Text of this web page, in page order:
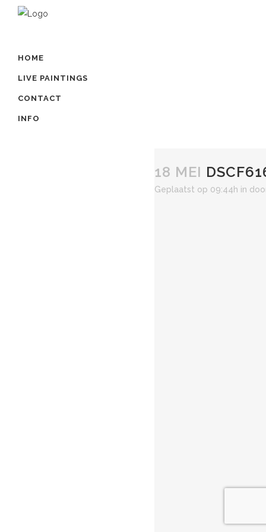
HOME
LIVE PAINTINGS
CONTACT
INFO
18 MEI
Geplaatst op 09:44h in